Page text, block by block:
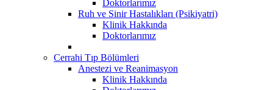
Doktorlarımız
Ruh ve Sinir Hastalıkları (Psikiyatri)
Klinik Hakkında
Doktorlarımız
Cerrahi Tıp Bölümleri
Anestezi ve Reanimasyon
Klinik Hakkında